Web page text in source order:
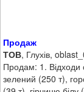
Продаж
ТОВ, Глухів,
Продам: 1. Відходи
зелений (250 т),